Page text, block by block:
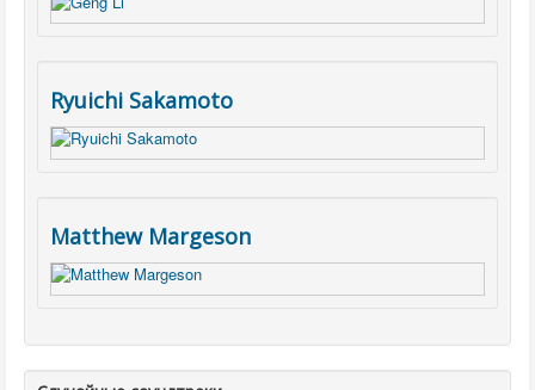
Ryuichi Sakamoto
Matthew Margeson